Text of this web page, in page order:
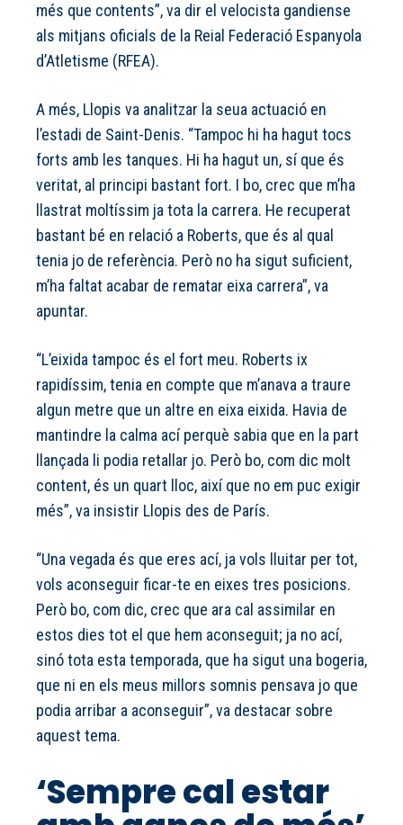
més que contents”, va dir el velocista gandiense
als mitjans oficials de la Reial Federació Espanyola
d’Atletisme (RFEA).
A més, Llopis va analitzar la seua actuació en
l’estadi de Saint-Denis. “Tampoc hi ha hagut tocs
forts amb les tanques. Hi ha hagut un, sí que és
veritat, al principi bastant fort. I bo, crec que m’ha
llastrat moltíssim ja tota la carrera. He recuperat
bastant bé en relació a Roberts, que és al qual
tenia jo de referència. Però no ha sigut suficient,
m’ha faltat acabar de rematar eixa carrera”, va
apuntar.
“L’eixida tampoc és el fort meu. Roberts ix
rapidíssim, tenia en compte que m’anava a traure
algun metre que un altre en eixa eixida. Havia de
mantindre la calma ací perquè sabia que en la part
llançada li podia retallar jo. Però bo, com dic molt
content, és un quart lloc, així que no em puc exigir
més”, va insistir Llopis des de París.
“Una vegada és que eres ací, ja vols lluitar per tot,
vols aconseguir ficar-te en eixes tres posicions.
Però bo, com dic, crec que ara cal assimilar en
estos dies tot el que hem aconseguit; ja no ací,
sinó tota esta temporada, que ha sigut una bogeria,
que ni en els meus millors somnis pensava jo que
podia arribar a aconseguir”, va destacar sobre
aquest tema.
‘Sempre cal estar